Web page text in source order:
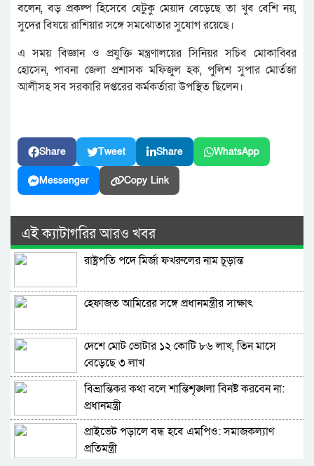
বলেন, বড় প্রকল্প হিসেবে যেটুকু মেয়াদ বেড়েছে তা খুব বেশি নয়,
সুদের বিষয়ে রাশিয়ার সঙ্গে সমঝোতার সুযোগ রয়েছে।
এ সময় বিজ্ঞান ও প্রযুক্তি মন্ত্রণালয়ের সিনিয়র সচিব মোকাব্বির
হোসেন, পাবনা জেলা প্রশাসক মফিজুল হক, পুলিশ সুপার মোর্তজা
আলীসহ সব সরকারি দপ্তরের কর্মকর্তারা উপস্থিত ছিলেন।
Share Tweet Share WhatsApp
Messenger Copy Link
এই ক্যাটাগরির আরও খবর
রাষ্ট্রপতি পদে মির্জা ফখরুলের নাম চূড়ান্ত
হেফাজত আমিরের সঙ্গে প্রধানমন্ত্রীর সাক্ষাৎ
দেশে মোট ভোটার ১২ কোটি ৮৬ লাখ, তিন মাসে
বেড়েছে ৩ লাখ
বিভ্রান্তিকর কথা বলে শান্তিশৃঙ্খলা বিনষ্ট করবেন না:
প্রধানমন্ত্রী
প্রাইভেট পড়ালে বন্ধ হবে এমপিও: সমাজকল্যাণ
প্রতিমন্ত্রী